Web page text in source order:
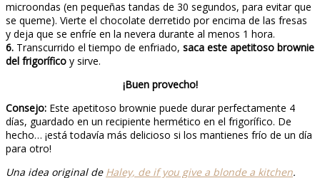
microondas (en pequeñas tandas de 30 segundos, para evitar que
se queme). Vierte el chocolate derretido por encima de las fresas
y deja que se enfríe en la nevera durante al menos 1 hora.
6. Transcurrido el tiempo de enfriado, saca este apetitoso brownie
del frigorífico y sirve.
¡Buen provecho!
Consejo: Este apetitoso brownie puede durar perfectamente 4
días, guardado en un recipiente hermético en el frigorífico. De
hecho… ¡está todavía más delicioso si los mantienes frío de un día
para otro!
Una idea original de Haley, de if you give a blonde a kitchen.